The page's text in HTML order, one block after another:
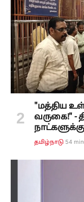
"மத்திய
வருகை!" -
தமிழ்நாடு 54